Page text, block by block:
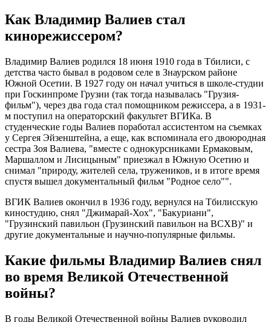
Как Владимир Валиев стал
кинорежиссером?
Владимир Валиев родился 18 июня 1910 года в Тбилиси, с
детства часто бывал в родовом селе в Знаурском районе
Южной Осетии. В 1927 году он начал учиться в школе-студии
при Госкинпроме Грузии (так тогда называлась "Грузия-
фильм"), через два года стал помощником режиссера, а в 1931-
м поступил на операторский факультет ВГИКа. В
студенческие годы Валиев поработал ассистентом на съемках
у Сергея Эйзенштейна, а еще, как вспоминала его двоюродная
сестра Зоя Валиева, "вместе с однокурсниками Ермаковым,
Маршаллом и Лисицыным" приезжал в Южную Осетию и
снимал "природу, жителей села, тружеников, и в итоге время
спустя вышел документальный фильм "Родное село"".
ВГИК Валиев окончил в 1936 году, вернулся на Тбилисскую
киностудию, снял "Джимарай-Хох", "Бакуриани",
"Грузинский павильон (Грузинский павильон на ВСХВ)" и
другие документальные и научно-популярные фильмы.
Какие фильмы Владимир Валиев снял
во время Великой Отечественной
войны?
В годы Великой Отечественной войны Валиев руководил